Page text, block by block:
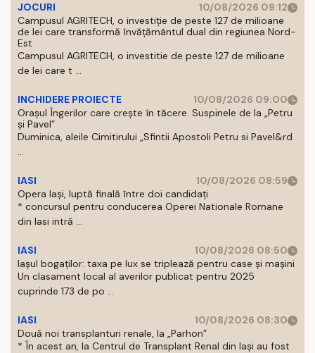
JOCURI
10/08/2026 09:12
Campusul AGRITECH, o investiție de peste 127 de milioane
de lei care transformă învățământul dual din regiunea Nord-
Est
Campusul AGRITECH, o investitie de peste 127 de milioane
de lei care t ...
INCHIDERE PROIECTE
10/08/2026 09:00
Orașul Îngerilor care crește în tăcere. Suspinele de la „Petru
și Pavel”
Duminica, aleile Cimitirului „Sfintii Apostoli Petru si Pavel&rd
...
IASI
10/08/2026 08:59
Opera Iași, luptă finală între doi candidați
* concursul pentru conducerea Operei Nationale Romane
din Iasi intră ...
IASI
10/08/2026 08:50
Iașul bogaților: taxa pe lux se triplează pentru case și mașini
Un clasament local al averilor publicat pentru 2025
cuprinde 173 de po ...
IASI
10/08/2026 08:30
Două noi transplanturi renale, la „Parhon”
* În acest an, la Centrul de Transplant Renal din Iaşi au fost